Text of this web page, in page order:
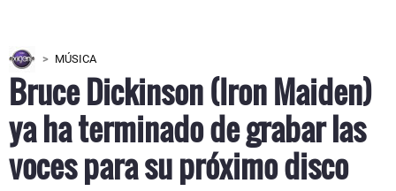
MÚSICA
Bruce Dickinson (Iron Maiden)
ya ha terminado de grabar las
voces para su próximo disco